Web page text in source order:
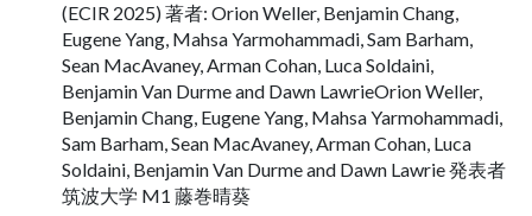
(ECIR 2025) 著者: Orion Weller, Benjamin Chang,
Eugene Yang, Mahsa Yarmohammadi, Sam Barham,
Sean MacAvaney, Arman Cohan, Luca Soldaini,
Benjamin Van Durme and Dawn LawrieOrion Weller,
Benjamin Chang, Eugene Yang, Mahsa Yarmohammadi,
Sam Barham, Sean MacAvaney, Arman Cohan, Luca
Soldaini, Benjamin Van Durme and Dawn Lawrie 発表者
筑波大学 M1 藤巻晴葵